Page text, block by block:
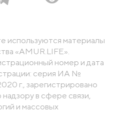
используются материалы
«AMUR.LIFE».
номер и дата
серия ИА №
г., зарегистрировано
в сфере связи,
и массовых